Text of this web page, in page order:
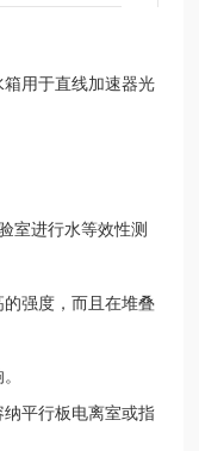
用于直线加速器光
室进行水等效性测
强度，而且在堆叠
平行板电离室或指